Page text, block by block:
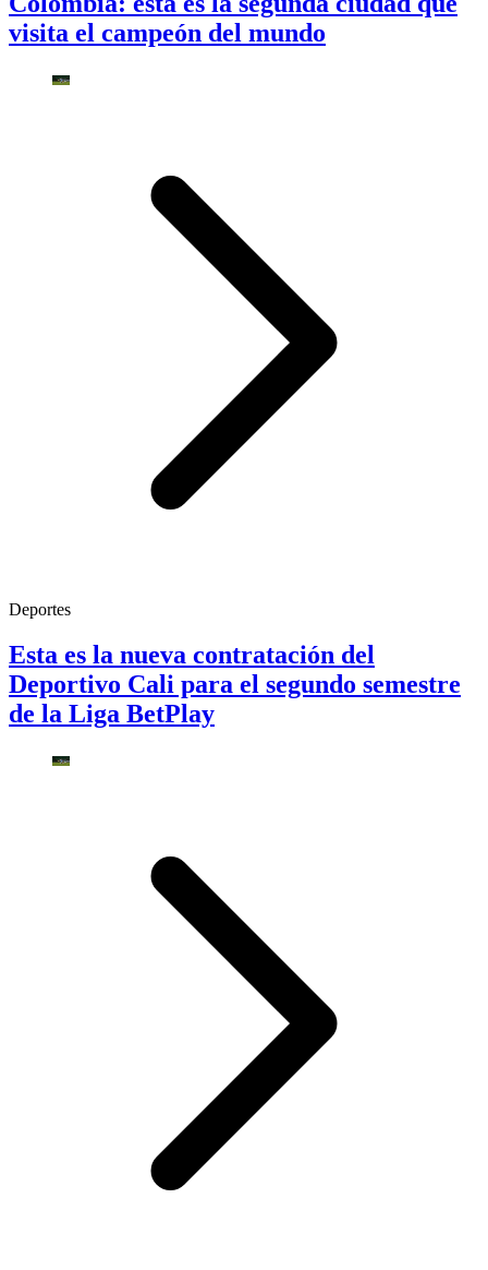
visita el campeón del mundo
Deportes
Esta es la nueva contratación del
Deportivo Cali para el segundo semestre
de la Liga BetPlay